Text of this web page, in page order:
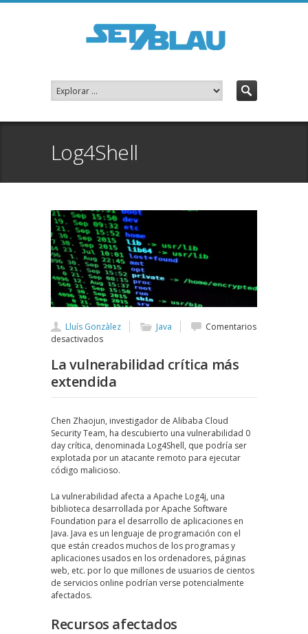
Log4Shell
Lluís Gonzàlez Java
Comentarios
desactivadosen
La vulnerabilidad crítica más
extendida
Chen Zhaojun, investigador de Alibaba Cloud
Security Team, ha descubierto una vulnerabilidad 0
day crítica, denominada Log4Shell, que podría ser
explotada por un atacante remoto para ejecutar
código malicioso.
La vulnerabilidad afecta a Apache Log4j, una
biblioteca desarrollada por Apache Software
Foundation para el desarrollo de aplicaciones en
Java. Java es un lenguaje de programación con el
que están creados muchos de los programas y
aplicaciones usados en los ordenadores, páginas
web, etc. por lo que millones de usuarios de cientos
de servicios online podrían verse potencialmente
afectados.
Recursos afectados